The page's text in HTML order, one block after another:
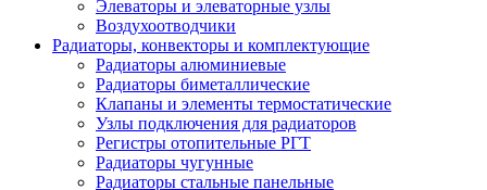
Элеваторы и элеваторные узлы
Воздухоотводчики
Радиаторы, конвекторы и комплектующие
Радиаторы алюминиевые
Радиаторы биметаллические
Клапаны и элементы термостатические
Узлы подключения для радиаторов
Регистры отопительные РГТ
Радиаторы чугунные
Радиаторы стальные панельные